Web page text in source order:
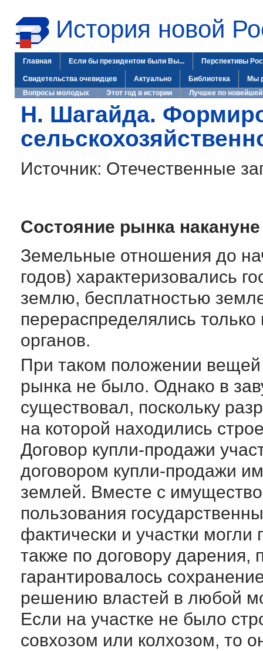
История новой
Главная Если бы президентом были Вы... Перспективы
Свидетельства очевидцев Актуально Библиотека
Мы
Вопросы молодых
Этот год в истории Лучшее по новейшей
Н. Шагайда.
Источник: Отечественные
Состояние рынка
Земельные отношения до
годов) характеризовались
землю, бесплатностью
перераспределялись
органов.
При таком положении вещей
рынка не было. Однако в
существовал, поскольку
на которой находились
Договор купли-продажи
договором купли-продажи
землей. Вместе с
пользования
фактически и участки могли
также по договору дарения,
гарантировалось
решению властей в любой
Если на участке не было
совхозом или колхозом, то